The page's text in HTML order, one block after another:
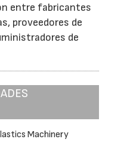
entre fabricantes
proveedores de
de
Machinery